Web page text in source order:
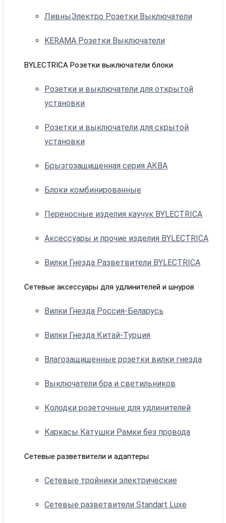
ЛивныЭлектро Розетки Выключатели
KERAMA Розетки Выключатели
BYLECTRICA Розетки выключатели блоки
Розетки и выключатели для открытой
установки
Розетки и выключатели для скрытой
установки
Брызгозащищенная серия АКВА
Блоки комбинированные
Переносные изделия каучук BYLECTRICA
Аксессуары и прочие изделия BYLECTRICA
Вилки Гнезда Разветвители BYLECTRICA
Сетевые аксессуары для удлинителей и шнуров
Вилки Гнезда Россия-Беларусь
Вилки Гнезда Китай-Турция
Влагозащищенные розетки вилки гнезда
Выключатели бра и светильников
Колодки розеточные для удлинителей
Каркасы Катушки Рамки без провода
Сетевые разветвители и адаптеры
Сетевые тройники электрические
Сетевые разветвители Standart Luxe